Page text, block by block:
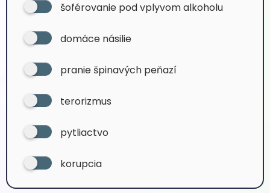
šoférovanie pod vplyvom alkoholu
domáce násilie
pranie špinavých peňazí
terorizmus
pytliactvo
korupcia